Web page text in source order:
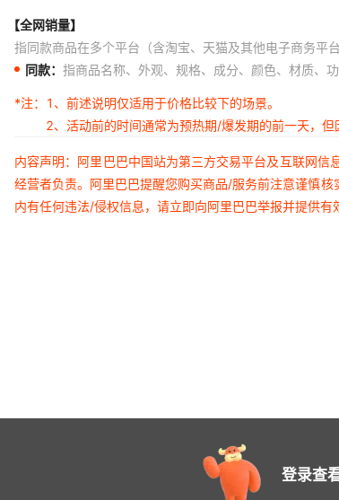
【全网销量】
指同款商品在多个平台（含淘宝、天猫及其他电子商务平
同款： 指商品名称、外观、规格、成分、颜色、材质、
*注：
1、前述说明仅适用于价格比较下的场景。
2、活动前的时间通常为预热期/爆发期的前一天，
内容声明：阿里巴巴中国站为第三方交易平台及互联网
经营者负责。阿里巴巴提醒您购买商品/服务前注意谨慎
内有任何违法/侵权信息，请立即向阿里巴巴举报并提供有
登录查